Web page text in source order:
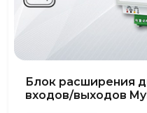
Блок расширения
входов/выходов